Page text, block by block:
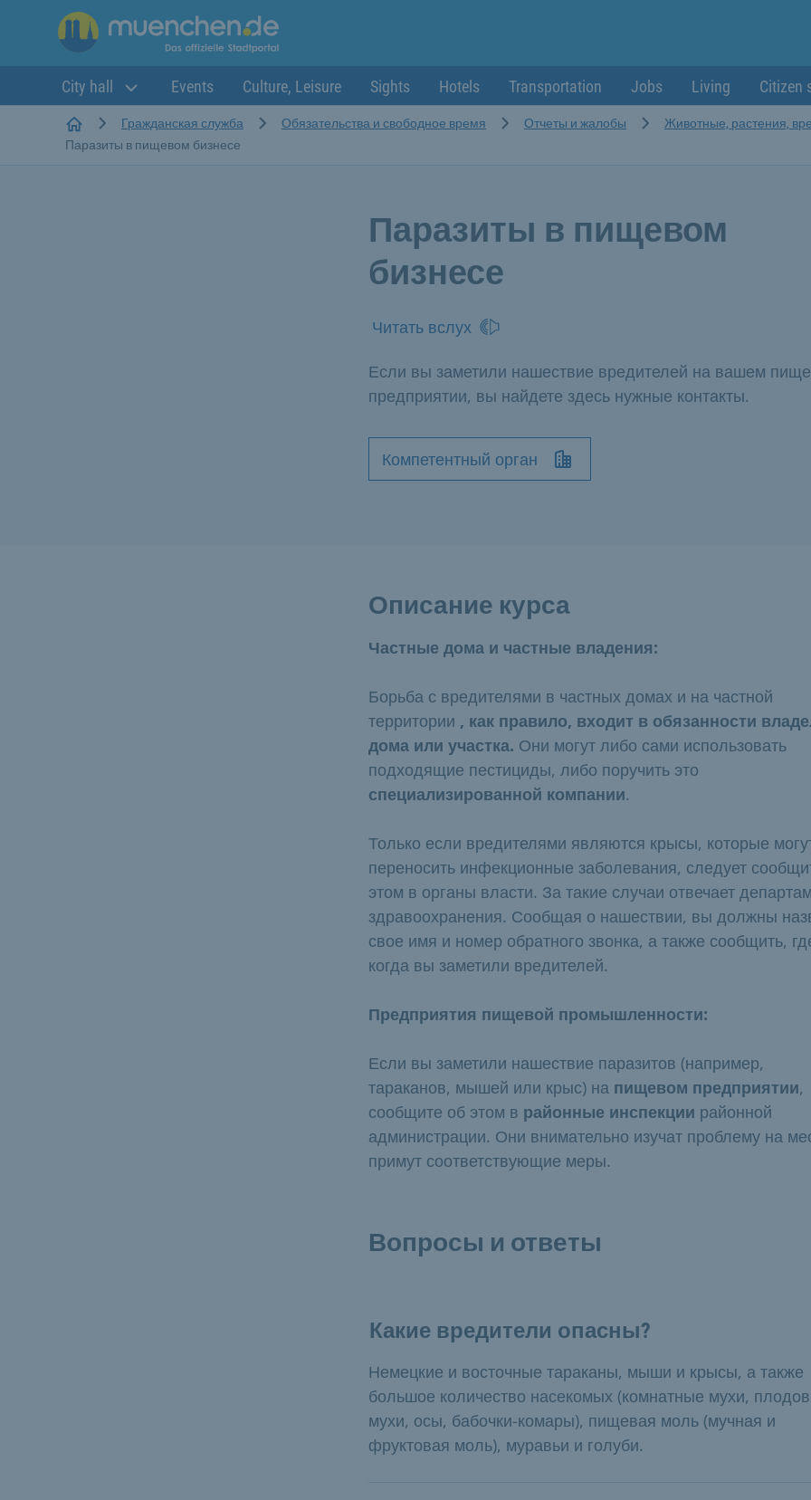
City hall Events Culture, Leisure Sights Hotels Transportation Jobs Living Citizen
StartseiteГражданская служба Обязательства и свободное время Отчеты и жалобы
Животные, растения,
Паразиты в пищевом бизнесе
Паразиты в пищевом
бизнесе
Читать вслух
Если вы заметили нашествие вредителей на вашем
предприятии, вы найдете здесь нужные контакты.
Компетентный орган
Описание курса
Частные дома и частные владения:
Борьба с вредителями в частных домах и на частной
территории , как правило, входит в обязанности
дома или участка. Они могут либо сами использовать
подходящие пестициды, либо поручить это
специализированной компании.
Только если вредителями являются крысы, которые
переносить инфекционные заболевания, следует
этом в органы власти. За такие случаи отвечает
здравоохранения. Сообщая о нашествии, вы должны
свое имя и номер обратного звонка, а также сообщить,
когда вы заметили вредителей.
Предприятия пищевой промышленности:
Если вы заметили нашествие паразитов (например,
тараканов, мышей или крыс) на пищевом предприятии,
сообщите об этом в районные инспекции районной
администрации. Они внимательно изучат проблему на
примут соответствующие меры.
Вопросы и ответы
Какие вредители опасны?
Немецкие и восточные тараканы, мыши и крысы, а также
большое количество насекомых (комнатные мухи,
мухи, осы, бабочки-комары), пищевая моль (мучная и
фруктовая моль), муравьи и голуби.